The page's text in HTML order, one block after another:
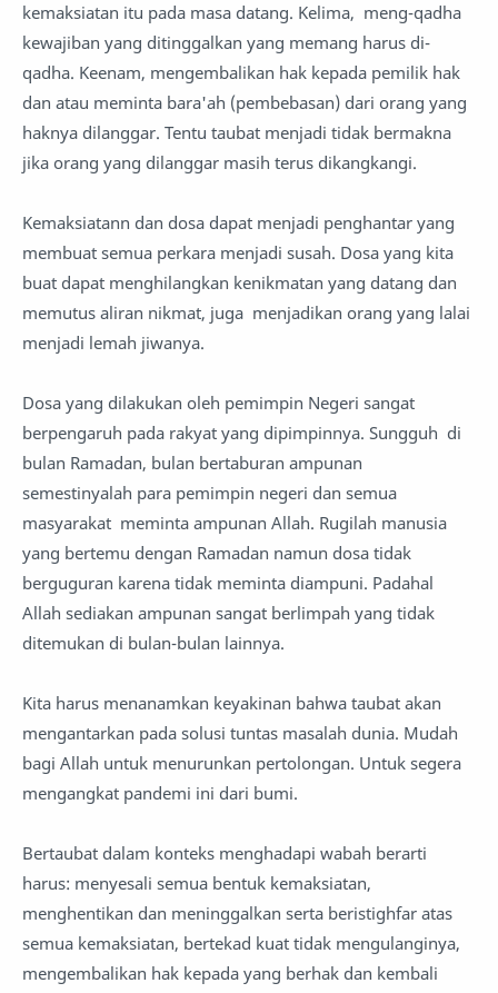
kemaksiatan itu pada masa datang. Kelima, meng-qadha
kewajiban yang ditinggalkan yang memang harus di-
qadha. Keenam, mengembalikan hak kepada pemilik hak
dan atau meminta bara'ah (pembebasan) dari orang yang
haknya dilanggar. Tentu taubat menjadi tidak bermakna
jika orang yang dilanggar masih terus dikangkangi.
Kemaksiatann dan dosa dapat menjadi penghantar yang
membuat semua perkara menjadi susah. Dosa yang kita
buat dapat menghilangkan kenikmatan yang datang dan
memutus aliran nikmat, juga menjadikan orang yang lalai
menjadi lemah jiwanya.
Dosa yang dilakukan oleh pemimpin Negeri sangat
berpengaruh pada rakyat yang dipimpinnya. Sungguh di
bulan Ramadan, bulan bertaburan ampunan
semestinyalah para pemimpin negeri dan semua
masyarakat meminta ampunan Allah. Rugilah manusia
yang bertemu dengan Ramadan namun dosa tidak
berguguran karena tidak meminta diampuni. Padahal
Allah sediakan ampunan sangat berlimpah yang tidak
ditemukan di bulan-bulan lainnya.
Kita harus menanamkan keyakinan bahwa taubat akan
mengantarkan pada solusi tuntas masalah dunia. Mudah
bagi Allah untuk menurunkan pertolongan. Untuk segera
mengangkat pandemi ini dari bumi.
Bertaubat dalam konteks menghadapi wabah berarti
harus: menyesali semua bentuk kemaksiatan,
menghentikan dan meninggalkan serta beristighfar atas
semua kemaksiatan, bertekad kuat tidak mengulanginya,
mengembalikan hak kepada yang berhak dan kembali